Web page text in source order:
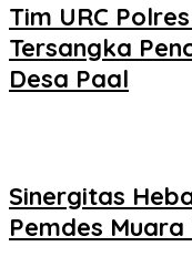
Tim URC
Tersangka
Desa Paal
Sinergitas
Pemdes